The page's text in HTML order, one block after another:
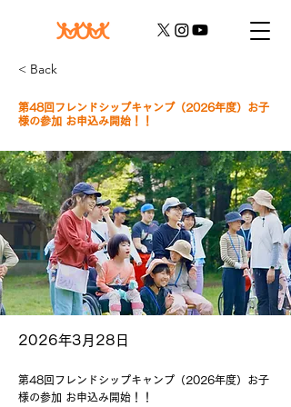
< Back
第48回フレンドシップキャンプ（2026年度）お子
様の参加 お申込み開始！！
2026年3月28日
第48回フレンドシップキャンプ（2026年度）お子
様の参加 お申込み開始！！